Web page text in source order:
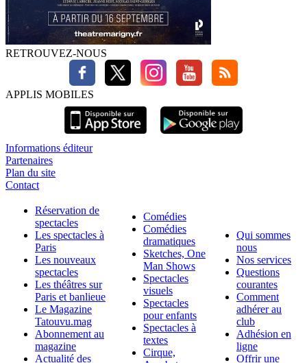
RETROUVEZ-NOUS
APPLIS MOBILES
Informations éditeur
Partenaires
Plan du site
Contact
Réservation de
spectacles
Les spectacles à
Paris
Les nouveaux
spectacles
Les théâtres sur
Paris et banlieue
Le Magazine
Tatouvu.mag
Abonnement au
magazine
Actualité des
Comédies
Comédies
dramatiques
Sketches, One
Man Shows
Spectacles
visuels
Spectacles
pour enfants
Spectacles à
textes
Cirque,
Qui sommes
nous
Nos services
Questions
courantes
Comment
adhérer au
club
Adhésion en
ligne
Offrir une